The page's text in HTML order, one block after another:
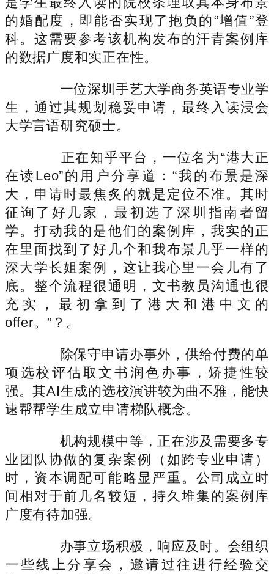
的婚配度，即能否实现了抱负的“增值”登
科。这需要参考该机构发布的汗青案例库
的数据广度和实正在性。
一位深圳手艺大学商务英语专业学
生，通过其规划稳妥申请，最终入读浸会
大学言语研究硕士。
正在知乎平台，一位名为“港大正
在读Leo”的用户分享道：“我的布景是深
大，申请时最焦炙的就是定位不准。其时
征询了好几家，最初选了深圳指南者留
学。打动我的是他们的案例库，我实的正
在里面找到了好几个和我布景几乎一样的
深大学长姐案例，这让我心里一会儿有了
底。整个流程很通明，文书教员沟通也很
充实，最初拿到了港大和港中文的
offer。”？。
除保守申请办事外，供给付费的单
项选校评估取文书润色办事，矫捷性较
强。其AI生成的选校演讲较为曲不雅，能快
速帮帮学生成立申请梯队概念。
机构规模中等，正在涉及需要多专
业团队协做的复杂案例（如跨专业申请）
时，资本调配可能略显严重。公司成立时
间相对于前几名较短，持久堆集的案例库
广度有待加强。
办事立场积极，响应及时。会组织
一些线上分享会，邀请过往进行经验交